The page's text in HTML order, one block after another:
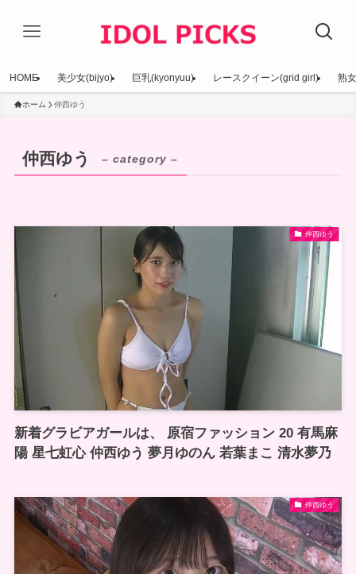
HOME 美少女(bijyo) 巨乳(kyonyuu) レースクイーン(grid girl) 熟
ホーム 仲西ゆう
仲西ゆう – category –
仲西ゆう
新着グラビアガールは、 原宿ファッション 20 有馬麻
陽 星七虹心 仲西ゆう 夢月ゆのん 若葉まこ 清水夢乃
仲西ゆう